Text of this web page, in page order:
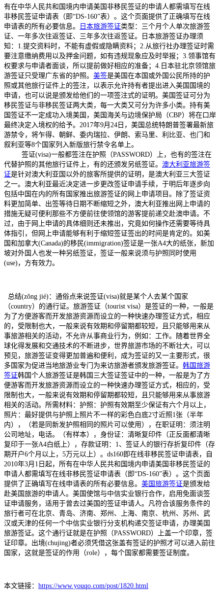
有在中华人民共和国境内申请美国非移民签证的申请人都需填写在线
非移民签证申请表（即“DS-160”表）。这个页面提供了正确填写在线
申请表的所有必要信息。
日本旅游签证类型：三个月个人单次旅游签
证、一年多次往返签证、三年多次往返签证。日本旅游签证办理须
知：1.提交资料时，不能有虚假或隐瞒资料；2.从旅行社办理签证时需
要注意缴纳费用以及押金问题，如有违规现象应及时举报；3.领事馆有
权要求与申请者面谈，所以提前做好相应的准备；4.日本驻北京领馆旅
游签证只受理广东省的护照。 美签是美国在本国或外国公民所持的护
照或其他旅行证件上的签注，以表示允许持有者提出进入美国国境的
申请，也可以说是颁发给他们的一项签注式的证明。美国签证可分为
移民签证与非移民签证两大类，每一大类又可分为许多小类。持有美
国签证不一定成功入境美国，美国海关与边境保护局（CBP）将在口岸
最终决定入境权的给予。2017年9月24日，美国总统特朗普签署最新旅
游禁令，将乍得、朝鲜、委内瑞拉、伊朗、索马里、利比亚、也门和
叙利亚等8个国家列入新版旅行禁令名单上。
签证(visa)一般都签注在护照（PASSWORD）上，也有的签注在
代替护照的其他旅行证件上，有的还颁发另纸签证。 澳大利亚旅游签
证是针对澳大利亚国以外的旅客所提供的证明，是澳大利亚三大签证
之一。澳大利亚最近决定进一步更改签证申请手续，于明后年逐步向
包括中国在内的所有国家推出旅游签证的网上申请项目。除了签证资
料更加简单、出签等待日期不断缩短之外，澳大利亚推出网上申请的
措施无疑可便利那些不方便前往使领馆的游客提前递交赴澳申请。不
过，由于网上申请的具体细则还未推出，究竟如何操作还需要等待具
体指引，但网上申请能够有利于缩短签证签出的时间是肯定的。如美
国和加拿大(Canada)的移民(immigration)签证是一张A4大的纸张，新加
坡对外国人也发一种另纸签证，签证一般来说须与护照同时使用
(use)，方有效力。
总结(zǒng jié)：通俗点来说签证(visa)就是某个人去某个国家
（country）的通行证。旅游签证（tourist visa）是签证的一种，一般是
为了方便游客而开发旅游资源而设立的一种快速办理签证方式，相应
的，受限制也大，一般来说有效期和停留期都较短，且只能够用来从
事旅游相关的活动，不允许从事商业行为，例如：工作。随着世界全
球化得发展和交通技术的不断进步，世界旅游市场的不断壮大，可以
预见，旅游签证变得更加普遍和便利，成为签证的又一主要形式，很
多国家为促进当地旅游业专门为来访旅游者颁发旅游签证。 韩国旅游
签证韩国个人旅游签证是韩国三大签证签证中的一种，一般是为了方
便游客而开发旅游资源而设立的一种快速办理签证方式，相应的，受
限制也大，一般来说有效期和停留期都较短，且只能够用来从事旅游
相关的活动。所需材料：护照：护照有效期至少保证有六个月以上，
照片：最好提供与护照上照片不一样的彩色白底2寸近照1张（半年
内），（若是同新发护照相同的照片可以使用），在职证明：须注明
公司地址，电话。（有样本），身份证：清晰复印件（正反面都清晰
复印于一张A4白纸上），存款证明：1、签证人的银行存折复印件（存
期开户6个月以上，5万元以上）。ds160即在线非移民签证申请表，自
2010年3月1日起，所有在中华人民共和国境内申请美国非移民签证的
申请人都需填写在线非移民签证申请表（即“DS-160”表）。这个页面
提供了正确填写在线申请表的所有必要信息。 美国旅游签证是颁发给
赴美国旅游的申请人。美国使馆与中信实业银行合作，启用免面谈签
证申请服务，适用于曾去过美国的签证申请人。凡符合该服务条件的
旅行者可在北京、青岛、济南、郑州、上海、南京、杭州、苏州、武
汉或天津的任何一个中信实业银行分支机构递交签证申请，办理美国
旅游签证。这个通行证就是在护照（PASSWORD）上盖一个印章，签
证印章。出境(chujing)者必须凭借这张盖有签证的护照才可以进入前往
国家，这就是签证的作用（role），每个国家都需要签证制度。
本文链接： https://www.youqo.com/post/1820.html